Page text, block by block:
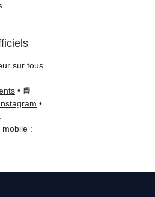
sur tous
• 📘
•
: